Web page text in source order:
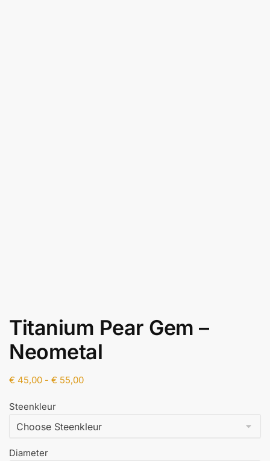
Titanium Pear Gem –
Neometal
€ 45,00 - € 55,00Prijsklasse:
€ 55,00
Steenkleur
Diameter